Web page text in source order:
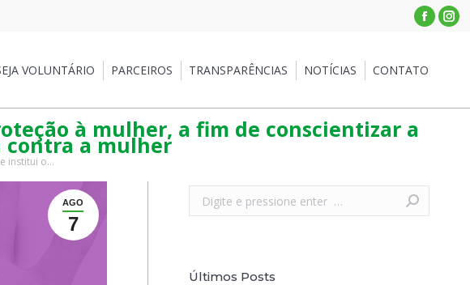
VOLUNTÁRIO PARCEIROS TRANSPARÊNCIAS NOTÍCIAS CONTATO
à mulher, a fim de conscientizar a
contra a mulher
institui o…
AGO
7
Search:
Últimos Posts